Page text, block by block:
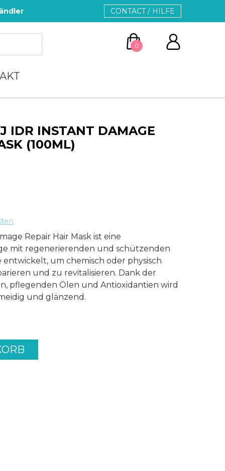
CONTACT / HILFE
0
IDR INSTANT DAMAGE
(100ML)
Repair Hair Mask ist eine
mit regenerierenden und schützenden
entwickelt, um chemisch oder physisch
und zu revitalisieren. Dank der
pflegenden Ölen und Antioxidantien wird
und glänzend.